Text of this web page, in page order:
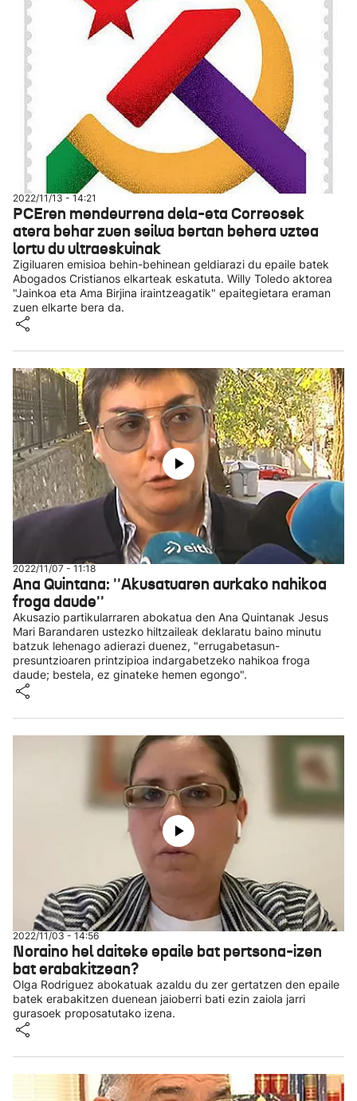
2022/11/13 - 14:21
PCEren mendeurrena dela-eta Correosek
atera behar zuen seilua bertan behera uztea
lortu du ultraeskuinak
Zigiluaren emisioa behin-behinean geldiarazi du epaile batek
Abogados Cristianos elkarteak eskatuta. Willy Toledo aktorea
"Jainkoa eta Ama Birjina iraintzeagatik" epaitegietara eraman
zuen elkarte bera da.
2022/11/07 - 11:18
Ana Quintana: ''Akusatuaren aurkako nahikoa
froga daude''
Akusazio partikularraren abokatua den Ana Quintanak Jesus
Mari Barandaren ustezko hiltzaileak deklaratu baino minutu
batzuk lehenago adierazi duenez, "errugabetasun-
presuntzioaren printzipioa indargabetzeko nahikoa froga
daude; bestela, ez ginateke hemen egongo".
2022/11/03 - 14:56
Noraino hel daiteke epaile bat pertsona-izen
bat erabakitzean?
Olga Rodriguez abokatuak azaldu du zer gertatzen den epaile
batek erabakitzen duenean jaioberri bati ezin zaiola jarri
gurasoek proposatutako izena.